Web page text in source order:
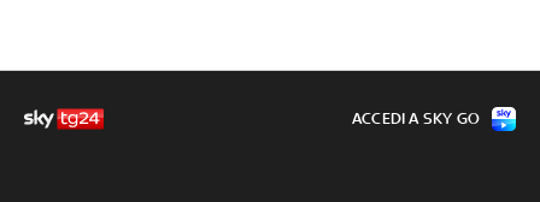
ACCEDI A SKY GO